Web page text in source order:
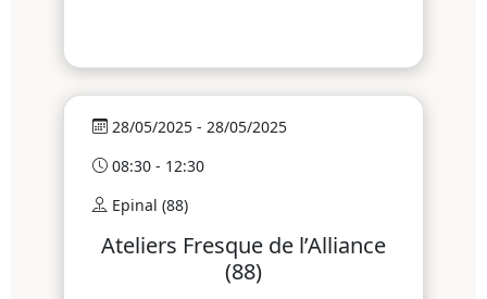
28/05/2025 - 28/05/2025
08:30 - 12:30
Epinal (88)
Ateliers Fresque de l’Alliance
(88)